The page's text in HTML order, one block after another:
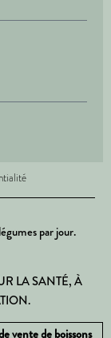
par jour.
LA SANTÉ, À
vente de boissons